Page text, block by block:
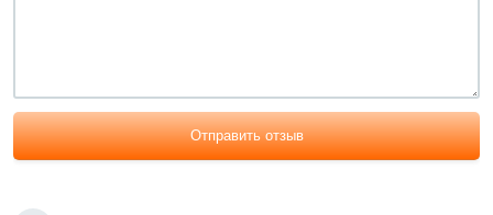
Отправить отзыв